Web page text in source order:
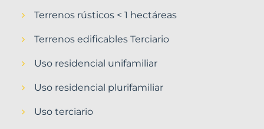
Terrenos rústicos < 1 hectáreas
Terrenos edificables Terciario
Uso residencial unifamiliar
Uso residencial plurifamiliar
Uso terciario